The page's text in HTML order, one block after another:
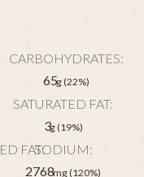
CARBOHYDRATES:
65g(22%)
SATURATED FAT:
3g(19%)
FAT:SODIUM:
2768mg(120%)